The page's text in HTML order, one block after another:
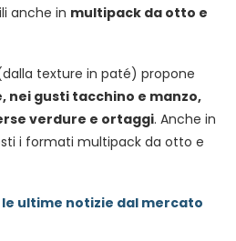
anche in multipack da otto e
texture in paté) propone
nei gusti tacchino e manzo,
verdure e ortaggi. Anche in
i formati multipack da otto e
ultime notizie dal mercato